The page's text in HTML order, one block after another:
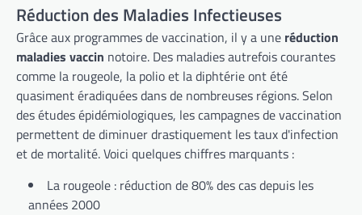
Réduction des Maladies Infectieuses
Grâce aux programmes de vaccination, il y a une réduction
maladies vaccin notoire. Des maladies autrefois courantes
comme la rougeole, la polio et la diphtérie ont été
quasiment éradiquées dans de nombreuses régions. Selon
des études épidémiologiques, les campagnes de vaccination
permettent de diminuer drastiquement les taux d'infection
et de mortalité. Voici quelques chiffres marquants :
La rougeole : réduction de 80% des cas depuis les
années 2000